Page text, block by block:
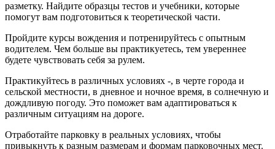
разметку. Найдите образцы тестов и учебники, которые
помогут вам подготовиться к теоретической части.
Пройдите курсы вождения и потренируйтесь с опытным
водителем. Чем больше вы практикуетесь, тем увереннее
будете чувствовать себя за рулем.
Практикуйтесь в различных условиях -, в черте города и
сельской местности, в дневное и ночное время, в солнечную и
дождливую погоду. Это поможет вам адаптироваться к
различным ситуациям на дороге.
Отработайте парковку в реальных условиях, чтобы
привыкнуть к разным размерам и формам парковочных мест.